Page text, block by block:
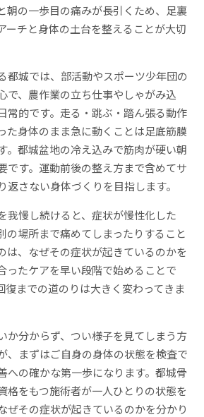
朝の一歩目の痛みが長引くため、足裏
ーチと身体の土台を整えることが大切
都城では、部活動やスポーツ少年団の
で、農作業の立ち仕事やしゃがみ込
常的です。走る・跳ぶ・踏ん張る動作
た身体のまま急に動くことは足底筋膜
。都城盆地の冷え込みで筋肉が硬い朝
です。運動前後の整え方まで含めてサ
返さない身体づくりを目指します。
我慢し続けると、症状が慢性化した
の場所まで痛めてしまったりすること
は、なぜその症状が起きているのかを
ったケアを早い段階で始めることで
復までの道のりは大きく変わってきま
か分からず、つい様子を見てしまう方
、まずはご自身の身体の状態を検査で
への確かな第一歩になります。都城骨
格をもつ施術者が一人ひとりの状態を
ぜその症状が起きているのかを分かり